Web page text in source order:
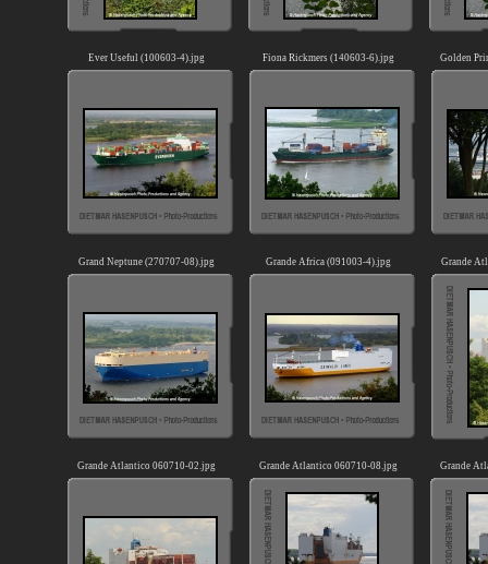
Ever Useful (100603-4).jpg Fiona Rickmers (140603-6).jpg Golden
Grand Neptune (270707-08).jpg Grande Africa (091003-4).jpg Grande
Grande Atlantico 060710-02.jpg Grande Atlantico 060710-08.jpg Grande